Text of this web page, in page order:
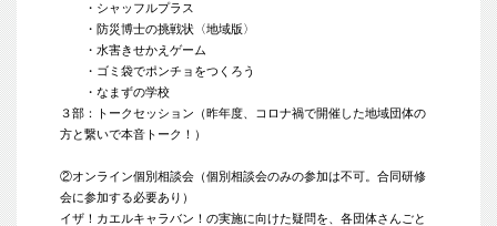
・シャッフルプラス
・防災博士の挑戦状〈地域版〉
・水害きせかえゲーム
・ゴミ袋でポンチョをつくろう
・なまずの学校
３部：トークセッション（昨年度、コロナ禍で開催した地域団体の
方と繋いで本音トーク！）
②オンライン個別相談会（個別相談会のみの参加は不可。合同研修
会に参加する必要あり）
イザ！カエルキャラバン！の実施に向けた疑問を、各団体さんごと